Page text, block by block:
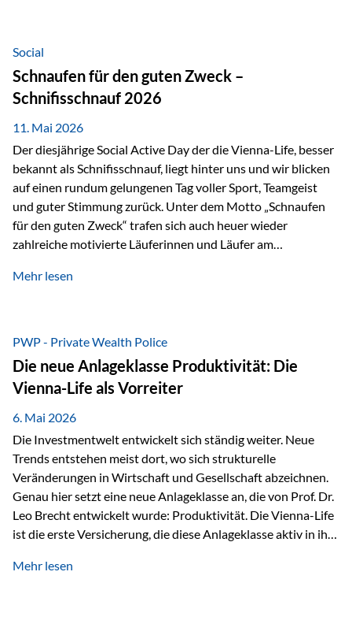
innerhalb der Private Wealth Police der Vienna-Life steht
der Oculus Value Capital Fund für einen langfristig
orientierten Value-Investing-Ansatz mit Fokus auf
fundamentale Unternehmensanalyse und nachhaltige
Wertentwicklung. Der Investmentansatz: Value Investing
mit Weitblick Im Zentrum steht ein…
Social
Schnaufen für den guten Zweck –
Schnifisschnauf 2026
11. Mai 2026
Der diesjährige Social Active Day der die Vienna-Life, besser
bekannt als Schnifisschnauf, liegt hinter uns und wir blicken
auf einen rundum gelungenen Tag voller Sport, Teamgeist
und guter Stimmung zurück. Unter dem Motto „Schnaufen
für den guten Zweck“ trafen sich auch heuer wieder
zahlreiche motivierte Läuferinnen und Läufer am
Höchstleistungen für einen guten Zweck zu erbringen. Mit
Mäder gesammelt werden konnten. Die anspruchsvolle
Strecke mit rund 4,8 Kilometern und 680 Höhenmetern
stellte die Teilnehmerinnen und Teilnehmer vor eine
sportliche Herausforderung. Doch…
Mehr lesen
PWP - Private Wealth Police
Die neue Anlageklasse Produktivität: Die
Vienna-Life als Vorreiter
6. Mai 2026
Die Investmentwelt entwickelt sich ständig weiter. Neue
Trends entstehen meist dort, wo sich strukturelle
Veränderungen in Wirtschaft und Gesellschaft abzeichnen.
Genau hier setzt eine neue Anlageklasse an, die von Prof. Dr.
Leo Brecht entwickelt wurde: Produktivität. Die Vienna-Life
ist die erste Versicherung, die diese Anlageklasse aktiv in ihre
Vorreiter. Warum auf das Thema Produktivität setzen? Die
Mehr lesen